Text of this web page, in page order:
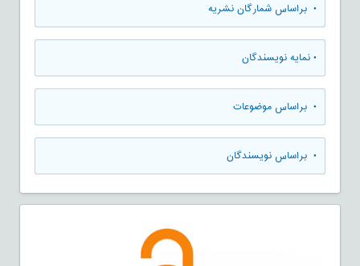
• براساس شمارگان نشریه
•نمایه نویسندگان
• براساس موضوعات
• براساس نویسندگان